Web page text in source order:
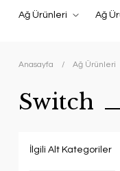
Ağ Ürünleri Ağ
Anasayfa Ağ Ürünleri
Switch
İlgili Alt Kategoriler